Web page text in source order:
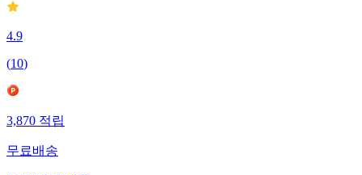
4.9
(10)
3,870적립
무료배송